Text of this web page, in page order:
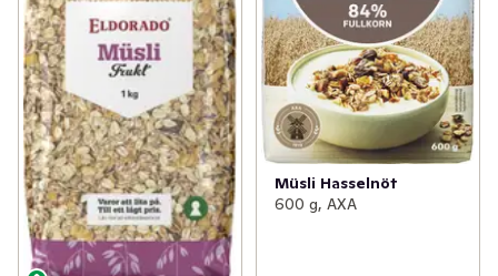
Müsli Hasselnöt
600 g, AXA